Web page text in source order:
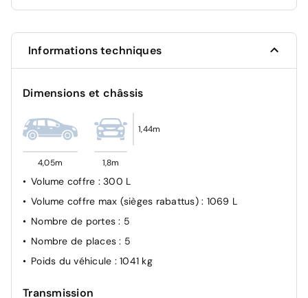
démarrage en côte
Assistance au freinage d'urgence (A.F.U.)
Allumage automatique des feux et des essuie-glaces
Système de détection de la pression des pneus
Camera de recul
Informations techniques
Dimensions et châssis
4,05m 1,8m
1,44m
Volume coffre : 300 L
Volume coffre max (sièges rabattus) : 1069 L
Nombre de portes: 5
Nombre de places: 5
Poids du véhicule : 1041 kg
Transmission